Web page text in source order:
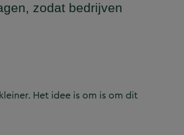
zodat bedrijven
Het idee is om is om dit